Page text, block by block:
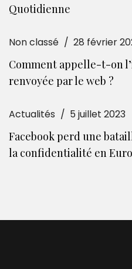
Quotidienne
Non classé 28 février
Comment appelle-t-on
renvoyée par le web ?
Actualités 5 juillet 2023
Facebook perd une
la confidentialité en